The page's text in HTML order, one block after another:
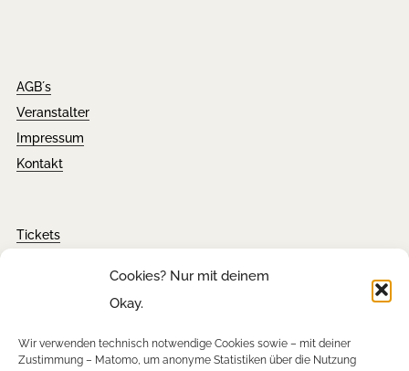
Cookies? Nur mit deinem
Okay.
Wir verwenden technisch notwendige Cookies sowie – mit deiner
Zustimmung – Matomo, um anonyme Statistiken über die Nutzung
AGB´s
Veranstalter
Impressum
Kontakt
Tickets